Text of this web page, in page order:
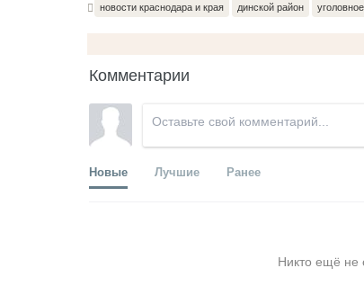
новости краснодара и края динской район
Комментарии
Новые Лучшие Ранее
Никто ещё не